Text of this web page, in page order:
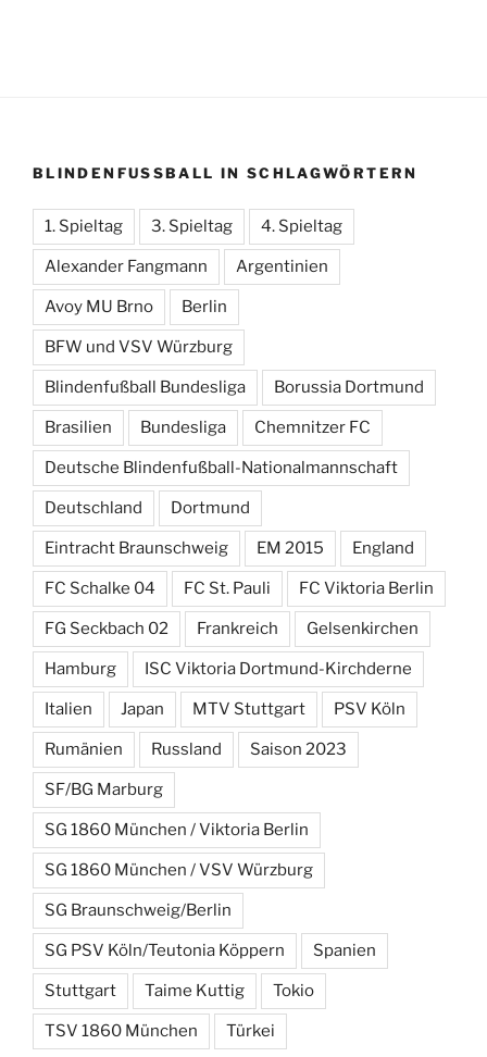
BLINDENFUSSBALL IN SCHLAGWÖRTERN
1. Spieltag 3. Spieltag 4. Spieltag
Alexander Fangmann Argentinien
Avoy MU Brno Berlin
BFW und VSV Würzburg
Blindenfußball Bundesliga Borussia Dortmund
Brasilien Bundesliga Chemnitzer FC
Deutsche Blindenfußball-Nationalmannschaft
Deutschland Dortmund
Eintracht Braunschweig EM 2015 England
FC Schalke 04 FC St. Pauli FC Viktoria Berlin
FG Seckbach 02 Frankreich Gelsenkirchen
Hamburg ISC Viktoria Dortmund-Kirchderne
Italien Japan MTV Stuttgart PSV Köln
Rumänien Russland Saison 2023
SF/BG Marburg
SG 1860 München / Viktoria Berlin
SG 1860 München / VSV Würzburg
SG Braunschweig/Berlin
SG PSV Köln/Teutonia Köppern Spanien
Stuttgart Taime Kuttig Tokio
TSV 1860 München Türkei